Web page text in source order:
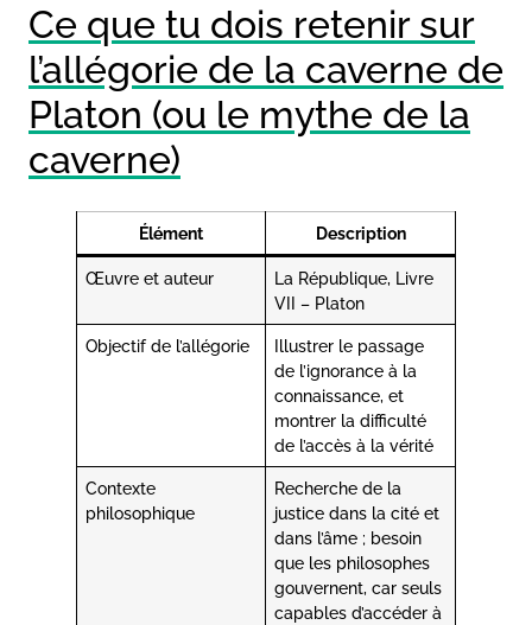
Ce que tu dois retenir sur
l’allégorie de la caverne de
Platon (ou le mythe de la
caverne)
Élément Description
Œuvre et auteur
La République, Livre
VII – Platon
Objectif de l’allégorie
Illustrer le passage
de l’ignorance à la
connaissance, et
montrer la difficulté
de l’accès à la vérité
Contexte
philosophique
Recherche de la
justice dans la cité et
dans l’âme ; besoin
que les philosophes
gouvernent, car seuls
capables d’accéder à